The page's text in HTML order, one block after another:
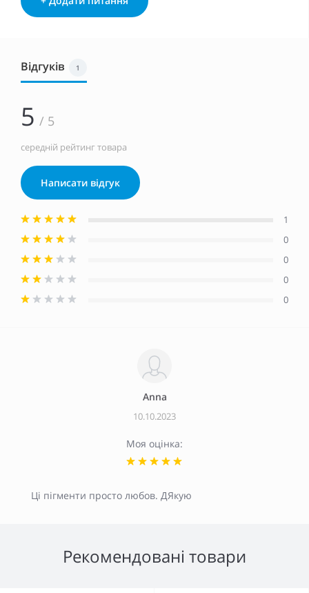
Відгуків 1
5 / 5
середній рейтинг товара
Написати відгук
1
0
0
0
0
Anna
10.10.2023
Моя оцінка:
Ці пігменти просто любов. ДЯкую
Рекомендовані товари